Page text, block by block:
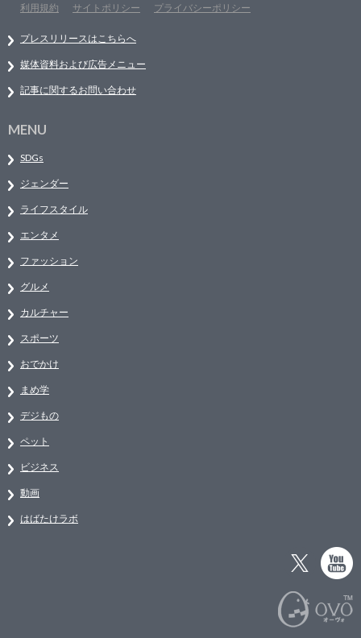
利用規約
サイトポリシー プライバシーポリシー
プレスリリースはこちらへ
媒体資料および広告メニュー
記事に関するお問い合わせ
MENU
SDGs
ジェンダー
ライフスタイル
エンタメ
ファッション
グルメ
カルチャー
スポーツ
おでかけ
まめ学
デジもの
ペット
ビジネス
動画
はばたけラボ